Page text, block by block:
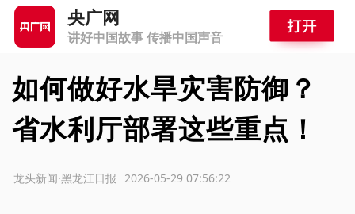
央广网
讲好中国故事 传播中国声音
如何做好水旱灾害防御？
省水利厅部署这些重点！
2026-05-29 07:56:22
龙头新闻·黑龙江日报